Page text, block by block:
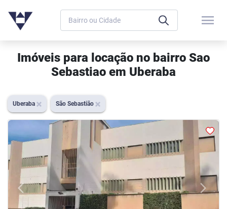
menu
Imóveis para locação no bairro Sao
Sebastiao em Uberaba
Uberaba São Sebastião
arrow_back_iosPrevious arrow_forward_iosNext